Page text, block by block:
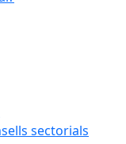
sectorials